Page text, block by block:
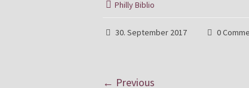
Philly Biblio
30. September 2017 0
← Previous